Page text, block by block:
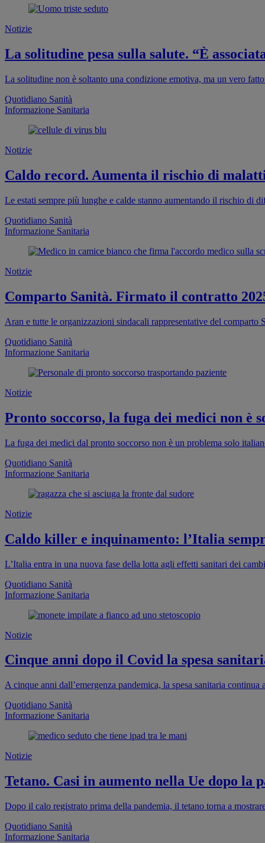
Notizie
La solitudine pesa sulla salute. “È
La solitudine non è soltanto una condizione emotiva, ma un vero
Quotidiano Sanità
Informazione Sanitaria
Notizie
Caldo record. Aumenta il rischio di
Le estati sempre più lunghe e calde stanno aumentando il rischio
Quotidiano Sanità
Informazione Sanitaria
Notizie
Comparto Sanità. Firmato il contratto
Aran e tutte le organizzazioni sindacali rappresentative del
Quotidiano Sanità
Informazione Sanitaria
Notizie
Pronto soccorso, la fuga dei medici non è
La fuga dei medici dal pronto soccorso non è un problema solo
Quotidiano Sanità
Informazione Sanitaria
Notizie
Caldo killer e inquinamento: l’Italia
L’Italia entra in una nuova fase della lotta agli effetti sanitari dei
Quotidiano Sanità
Informazione Sanitaria
Notizie
Cinque anni dopo il Covid la spesa
A cinque anni dall’emergenza pandemica, la spesa sanitaria
Quotidiano Sanità
Informazione Sanitaria
Notizie
Tetano. Casi in aumento nella Ue dopo la
Dopo il calo registrato prima della pandemia, il tetano torna a
Quotidiano Sanità
Informazione Sanitaria